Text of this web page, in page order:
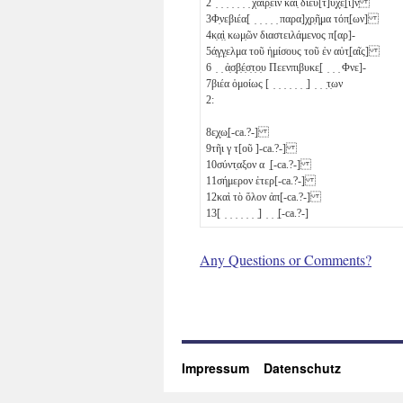
3Φ̣νεβιέα[ ̣ ̣ ̣ ̣ ̣ παρα]χ̣ρ̣ῆ̣μα τόπ̣[ων]
4κ̣α̣ὶ̣ κωμ̣ῶν διαστειλάμενος π[αρ]-
5ά̣γ̣γ̣ελμα τοῦ ἡμίσους τοῦ ἐν αὐτ̣[αῖς]
6 ̣ ̣ ἀ̣σ̣β̣έ̣σ̣τ̣ο̣υ Πεενπιβυκε̣[ ̣ ̣ ̣ Φνε]-
7βιέα ὁμοίως [ ̣ ̣ ̣ ̣ ̣ ̣ ̣] ̣ ̣ ̣τ̣ων
2:
8ε̣χ̣ω̣[-ca.?-]
9τῆι γ τ[οῦ ]-ca.?-]
10σύντ̣αξον α ̣[-ca.?-]
11σήμερον ἑτερ[-ca.?-]
12καὶ τὸ ὅλον ἀπ[-ca.?-]
13[ ̣ ̣ ̣ ̣ ̣ ̣ ̣] ̣ ̣ ̣[-ca.?-]
Any Questions or Comments?
Impressum Datenschutz